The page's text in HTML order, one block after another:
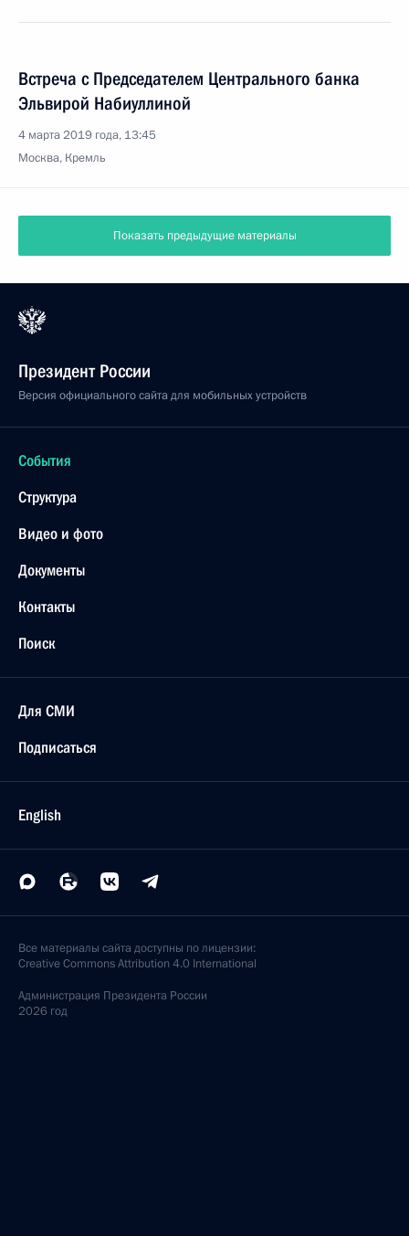
Встреча с Председателем Центрального банка
Эльвирой Набиуллиной
4 марта 2019 года, 13:45
Москва, Кремль
Показать предыдущие материалы
Президент России
Версия официального сайта для мобильных устройств
События
Структура
Видео и фото
Документы
Контакты
Поиск
Для СМИ
Подписаться
English
Все материалы сайта доступны по лицензии:
Creative Commons Attribution 4.0 International
Администрация Президента России
2026 год